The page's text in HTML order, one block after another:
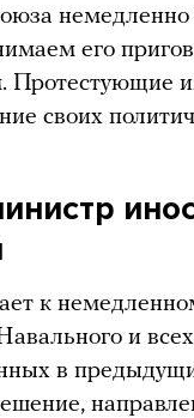
немедленно
его
Протестующие
своих
к
и
в